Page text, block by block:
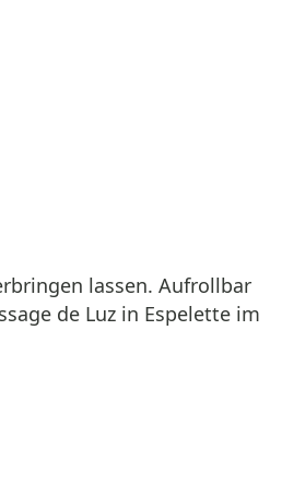
lassen. Aufrollbar
de Luz in Espelette im